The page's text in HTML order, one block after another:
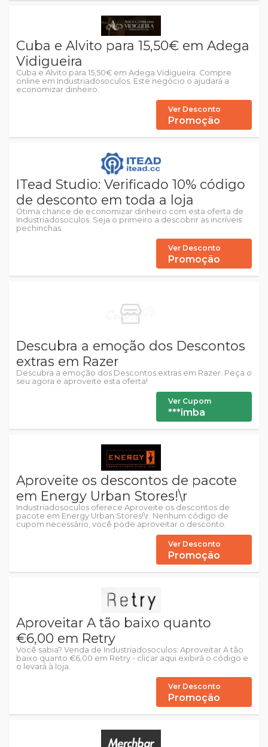
Cuba e Alvito para 15,50€ em Adega
Vidigueira
Cuba e Alvito para 15,50€ em Adega Vidigueira. Compre
online em Industriadosoculos. Este negócio o ajudará a
economizar dinheiro.
Ver Desconto
Promoção
ITead Studio: Verificado 10% código
de desconto em toda a loja
Ótima chance de economizar dinheiro com esta oferta de
Industriadosoculos. Seja o primeiro a descobrir as incríveis
pechinchas.
Ver Desconto
Promoção
Descubra a emoção dos Descontos
extras em Razer
Descubra a emoção dos Descontos extras em Razer. Peça o
seu agora e aproveite esta oferta!
Ver Cupom
***imba
Aproveite os descontos de pacote
em Energy Urban Stores!\r
Industriadosoculos oferece Aproveite os descontos de
pacote em Energy Urban Stores!\r. Nenhum código de
cupom necessário, você pode aproveitar o desconto.
Ver Desconto
Promoção
Aproveitar A tão baixo quanto
€6,00 em Retry
Você sabia? Venda de Industriadosoculos: Aproveitar A tão
baixo quanto €6,00 em Retry - clicar aqui exibirá o código e
o levará à loja.
Ver Desconto
Promoção